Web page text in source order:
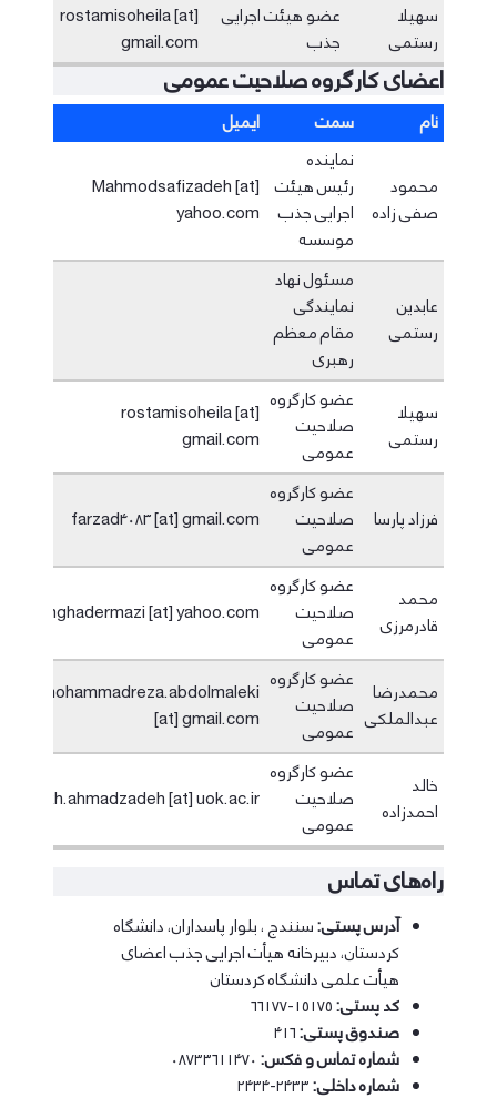
سهیلا
رستمی
عضو هیئت اجرایی
جذب
rostamisoheila [at]
gmail.com
اعضای کارگروه صلاحیت عمومی
نام سمت ایمیل
محمود
صفی زاده
نماینده
رئیس هیئت
اجرایی جذب
موسسه
Mahmodsafizadeh [at]
yahoo.com
عابدین
رستمی
مسئول نهاد
نمایندگی
مقام معظم
رهبری
سهیلا
رستمی
عضو کارگروه
صلاحیت
عمومی
rostamisoheila [at]
gmail.com
فرزاد پارسا
عضو کارگروه
صلاحیت
عمومی
farzad4083 [at] gmail.com
محمد
قادرمرزی
عضو کارگروه
صلاحیت
عمومی
mghadermazi [at] yahoo.com
محمدرضا
عبدالملکی
عضو کارگروه
صلاحیت
عمومی
mohammadreza.abdolmaleki
[at] gmail.com
خالد
احمدزاده
عضو کارگروه
صلاحیت
عمومی
kh.ahmadzadeh [at] uok.ac.ir
راه‌های تماس
آدرس پستی:سنندج ، بلوار پاسداران، دانشگاه
کردستان، دبیرخانه هیأت اجرایی جذب اعضای
هیأت علمی دانشگاه کردستان
کد پستی:۱۵۱۷۵-۶۶۱۷۷
صندوق پستی:۴۱۶
شماره تماس و فکس:۰۸۷۳۳۶۱۱۴۷۰
شماره داخلی: